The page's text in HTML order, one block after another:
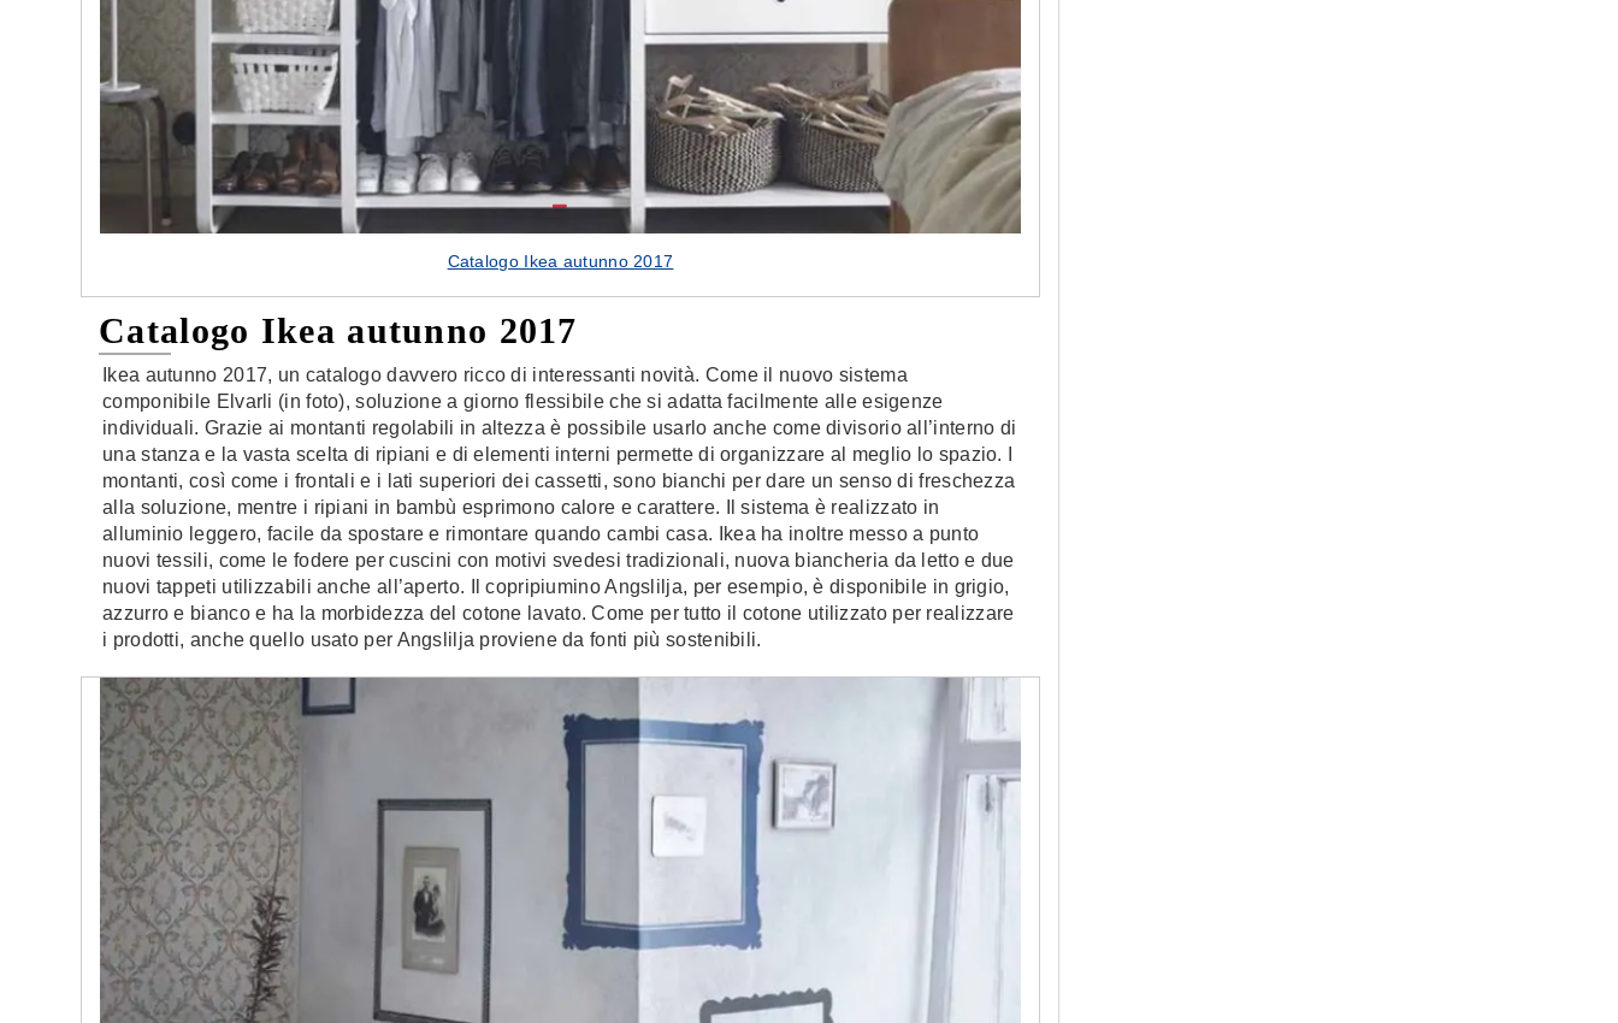
Catalogo Ikea autunno 2017
Catalogo Ikea autunno 2017
Ikea autunno 2017, un catalogo davvero ricco di interessanti novità. Come il nuovo sistema
componibile Elvarli (in foto), soluzione a giorno flessibile che si adatta facilmente alle esigenze
individuali. Grazie ai montanti regolabili in altezza è possibile usarlo anche come divisorio all’interno di
una stanza e la vasta scelta di ripiani e di elementi interni permette di organizzare al meglio lo spazio. I
montanti, così come i frontali e i lati superiori dei cassetti, sono bianchi per dare un senso di freschezza
alla soluzione, mentre i ripiani in bambù esprimono calore e carattere. Il sistema è realizzato in
alluminio leggero, facile da spostare e rimontare quando cambi casa. Ikea ha inoltre messo a punto
nuovi tessili, come le fodere per cuscini con motivi svedesi tradizionali, nuova biancheria da letto e due
nuovi tappeti utilizzabili anche all’aperto. Il copripiumino Angslilja, per esempio, è disponibile in grigio,
azzurro e bianco e ha la morbidezza del cotone lavato. Come per tutto il cotone utilizzato per realizzare
i prodotti, anche quello usato per Angslilja proviene da fonti più sostenibili.